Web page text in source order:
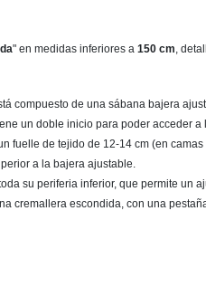
" en medidas inferiores a 150 cm,
compuesto de una sábana bajera
un doble inicio para poder acceder a
fuelle de tejido de 12-14 cm (en
a la bajera ajustable.
su periferia inferior, que permite un
cremallera escondida, con una